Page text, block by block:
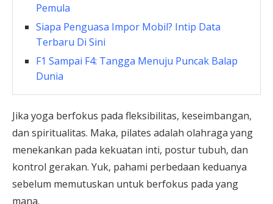
Pemula
Siapa Penguasa Impor Mobil? Intip Data
Terbaru Di Sini
F1 Sampai F4: Tangga Menuju Puncak Balap
Dunia
Jika yoga berfokus pada fleksibilitas, keseimbangan,
dan spiritualitas. Maka, pilates adalah olahraga yang
menekankan pada kekuatan inti, postur tubuh, dan
kontrol gerakan. Yuk, pahami perbedaan keduanya
sebelum memutuskan untuk berfokus pada yang
mana.